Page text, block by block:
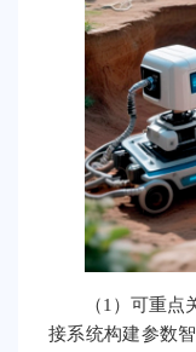
（1）可重
接系统构建参数